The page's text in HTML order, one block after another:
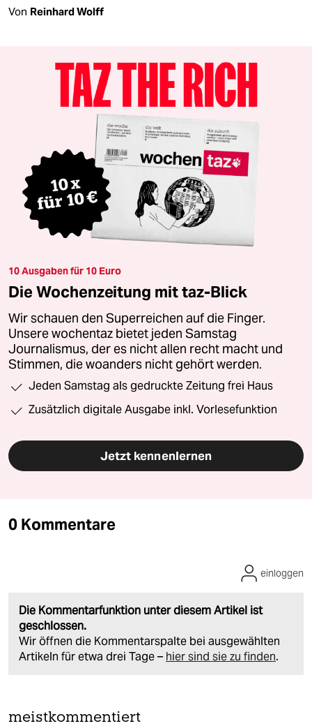
Von Reinhard Wolff
10 Ausgaben für 10 Euro
Die Wochenzeitung mit taz-Blick
Wir schauen den Superreichen auf die Finger.
Unsere wochentaz bietet jeden Samstag
Journalismus, der es nicht allen recht macht und
Stimmen, die woanders nicht gehört werden.
Jeden Samstag als gedruckte Zeitung frei Haus
Zusätzlich digitale Ausgabe inkl. Vorlesefunktion
Jetzt kennenlernen
0 Kommentare
Die Kommentarfunktion unter diesem Artikel ist
geschlossen.
Wir öffnen die Kommentarspalte bei ausgewählten
Artikeln für etwa drei Tage – hier sind sie zu finden.
einloggen
meistkommentiert